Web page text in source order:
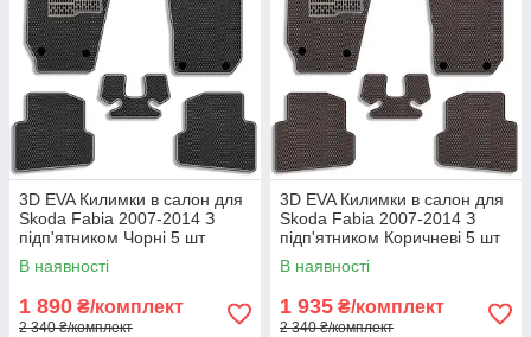
3D EVA Килимки в салон для
Skoda Fabia 2007-2014 З
підп'ятником Чорні 5 шт
В наявності
1 890 ₴/комплект
2 340 ₴/комплект
3D EVA Килимки в салон для
Skoda Fabia 2007-2014 З
підп'ятником Коричневі 5 шт
В наявності
1 935 ₴/комплект
2 340 ₴/комплект